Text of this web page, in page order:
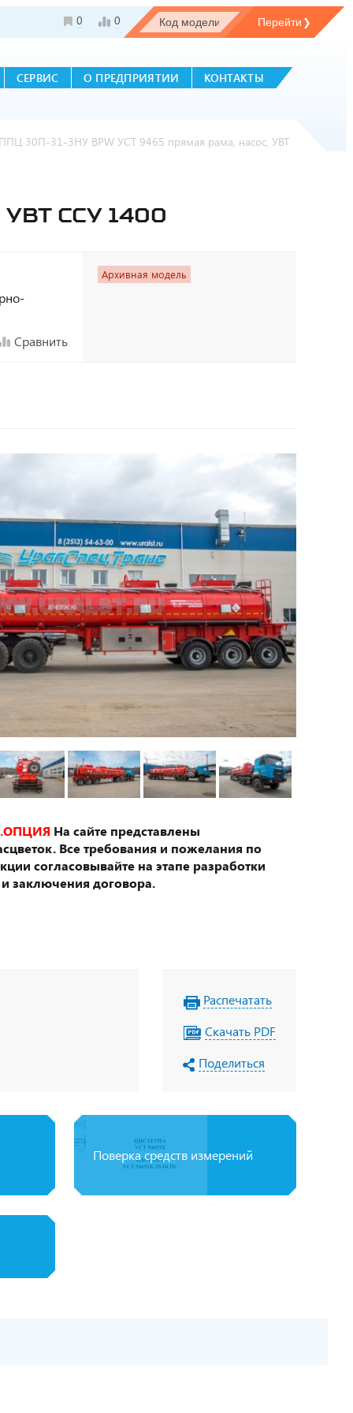
0 0
СЕРВИС О ПРЕДПРИЯТИИ КОНТАКТЫ
30П-31-3НУ BPW УСТ 9465 прямая рама, насос, УВТ
ССУ 1400
Сравнить
Архивная модель
На сайте представлены
Все требования и пожелания по
согласовывайте на этапе разработки
заключения договора.
Распечатать
Скачать PDF
Поделиться
Поверка средств измерений